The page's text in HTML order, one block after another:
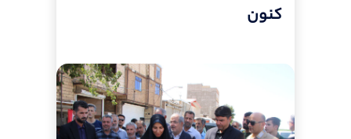
کنون